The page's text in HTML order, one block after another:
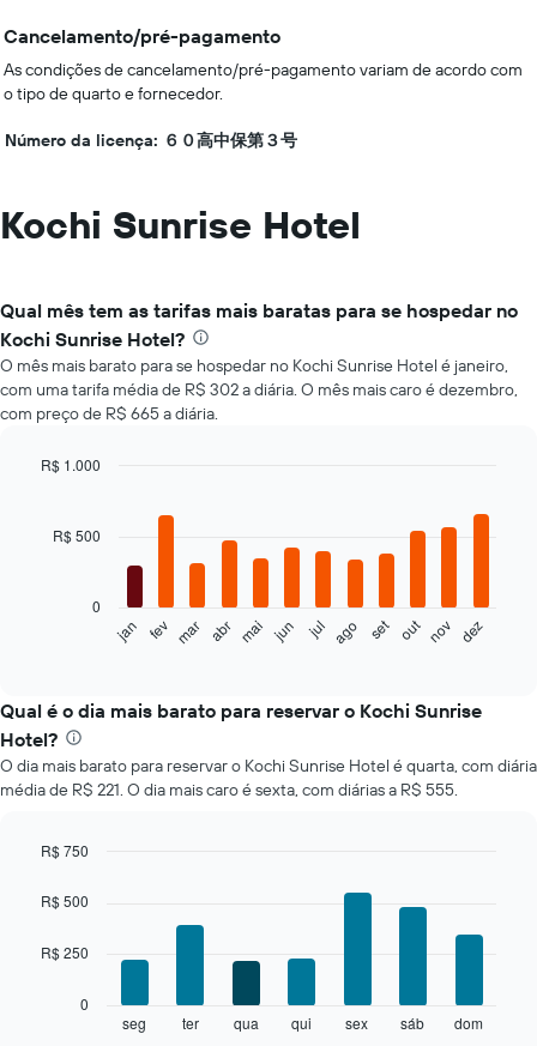
Cancelamento/pré-pagamento
As condições de cancelamento/pré-pagamento variam de acordo com
o tipo de quarto e fornecedor.
Número da licença: ６０高中保第３号
Kochi Sunrise Hotel
Qual mês tem as tarifas mais baratas para se hospedar no
Kochi Sunrise Hotel?
O mês mais barato para se hospedar no Kochi Sunrise Hotel é janeiro,
com uma tarifa média de R$ 302 a diária. O mês mais caro é dezembro,
com preço de R$ 665 a diária.
with
exibe
o
preço
médio
de
quarto
mês
gráfico
jan fev mar abr mai jun jul ago set out nov dez
0
R$ 500
R$ 1.000
Qual é o dia mais barato para reservar o Kochi Sunrise
Hotel?
O dia mais barato para reservar o Kochi Sunrise Hotel é quarta, com diária
média de R$ 221. O dia mais caro é sexta, com diárias a R$ 555.
chart
with
bars.
graphic.
seg ter qua qui sex sáb dom
0
R$ 250
R$ 500
R$ 750